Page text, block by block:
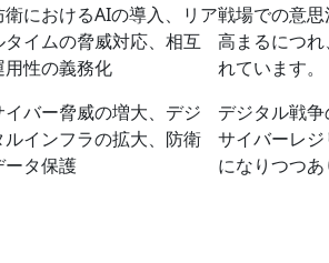
衛におけるAIの導入、リア
タイムの脅威対応、相互
用性の義務化
戦場での意
高まるにつ
れています。
イバー脅威の増大、デジ
ルインフラの拡大、防衛
ータ保護
デジタル戦争
サイバーレ
になりつつあ